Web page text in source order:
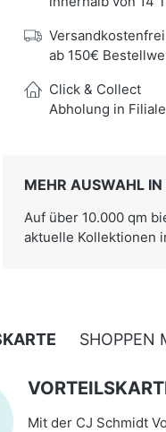
Versandkostenfrei
ab 150€
Click & Collect
Abholung in Filiale
MEHR AUSWAHL
Auf über 10.000 qm
aktuelle Kollektionen
SHOPPEN
Mit der CJ Schmidt